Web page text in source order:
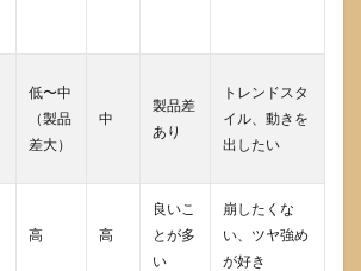
低〜中
（製品
差大）
中
製品差
あり
トレンドスタ
イル、動きを
出したい
高 高
良いこ
とが多
い
崩したくな
い、ツヤ強め
が好き